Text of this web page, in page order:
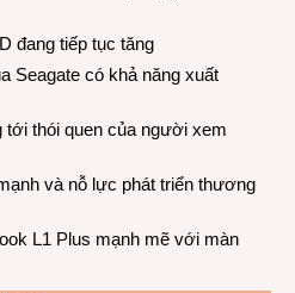
đang tiếp tục tăng
Seagate có khả năng xuất
thói quen của người xem
và nỗ lực phát triển thương
L1 Plus mạnh mẽ với màn